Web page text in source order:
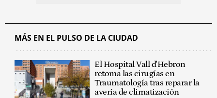
MÁS EN EL PULSO DE LA CIUDAD
El Hospital Vall d'Hebron
retoma las cirugías en
Traumatología tras reparar la
avería de climatización